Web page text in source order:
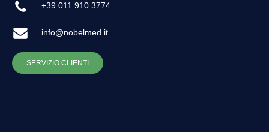
+39 011 910 3774
info@nobelmed.it
SERVIZIO CLIENTI